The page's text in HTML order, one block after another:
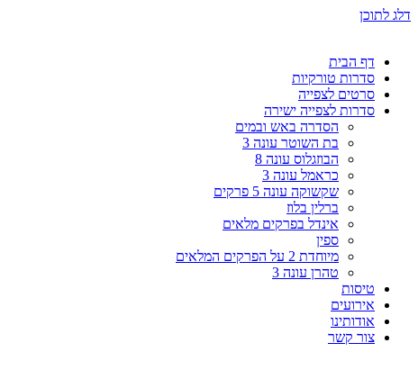
דלג לתוכן
דף הבית
סדרות טורקיות
סרטים לצפייה
סדרות לצפייה ישירה
הסדרה באש ובמים
בת השוטר עונה 3
הבוזגלוס עונה 8
כראמל עונה 3
שקשוקה עונה 5 פרקים
ברלין בלוז
אינדל בפרקים מלאים
ספין
מיוחדת 2 על הפרקים המלאים
טהרן עונה 3
טיסות
אירועים
אודותינו
צור קשר